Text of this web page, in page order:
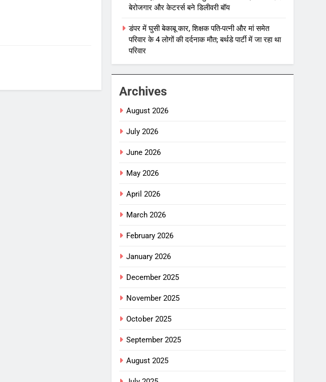
बेरोजगार और केटरर्स बने डिलीवरी बॉय
डंपर में घुसी बेकाबू कार, शिक्षक पति-पत्नी और मां समेत
परिवार के 4 लोगों की दर्दनाक मौत; बर्थडे पार्टी में जा रहा था
परिवार
Archives
August 2026
July 2026
June 2026
May 2026
April 2026
March 2026
February 2026
January 2026
December 2025
November 2025
October 2025
September 2025
August 2025